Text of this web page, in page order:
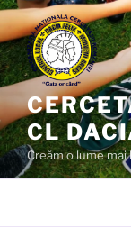
Sari
la
conținut
CL
Creăm o lume mai